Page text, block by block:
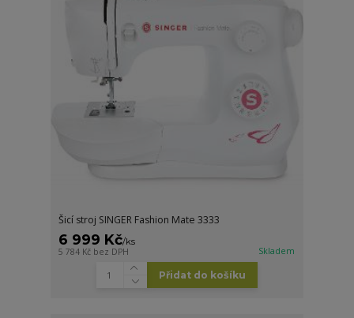
Šicí stroj SINGER Fashion Mate 3333
6 999 Kč/ks
5 784 Kč bez DPH Skladem
Přidat do košíku